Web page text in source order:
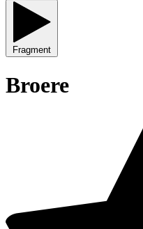
Fragment
Broere